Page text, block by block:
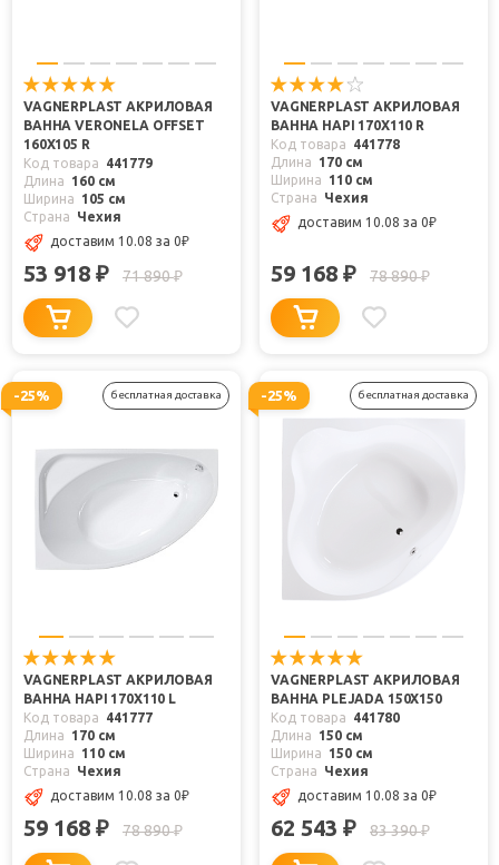
VAGNERPLAST АКРИЛОВАЯ
ВАННА VERONELA OFFSET
160X105 R
Код товара
441779
Длина
160 см
Ширина
105 см
Страна
Чехия
доставим 10.08 за 0₽
53 918 ₽ 71 890₽
VAGNERPLAST АКРИЛОВАЯ
ВАННА HAPI 170X110 R
Код товара
441778
Длина
170 см
Ширина
110 см
Страна
Чехия
доставим 10.08 за 0₽
59 168 ₽ 78 890₽
-25% бесплатная доставка
VAGNERPLAST АКРИЛОВАЯ
ВАННА HAPI 170X110 L
Код товара
441777
Длина
170 см
Ширина
110 см
Страна
Чехия
доставим 10.08 за 0₽
59 168 ₽ 78 890₽
-25% бесплатная доставка
VAGNERPLAST АКРИЛОВАЯ
ВАННА PLEJADA 150X150
Код товара
441780
Длина
150 см
Ширина
150 см
Страна
Чехия
доставим 10.08 за 0₽
62 543 ₽ 83 390₽